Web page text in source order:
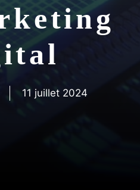
11 juillet 2024